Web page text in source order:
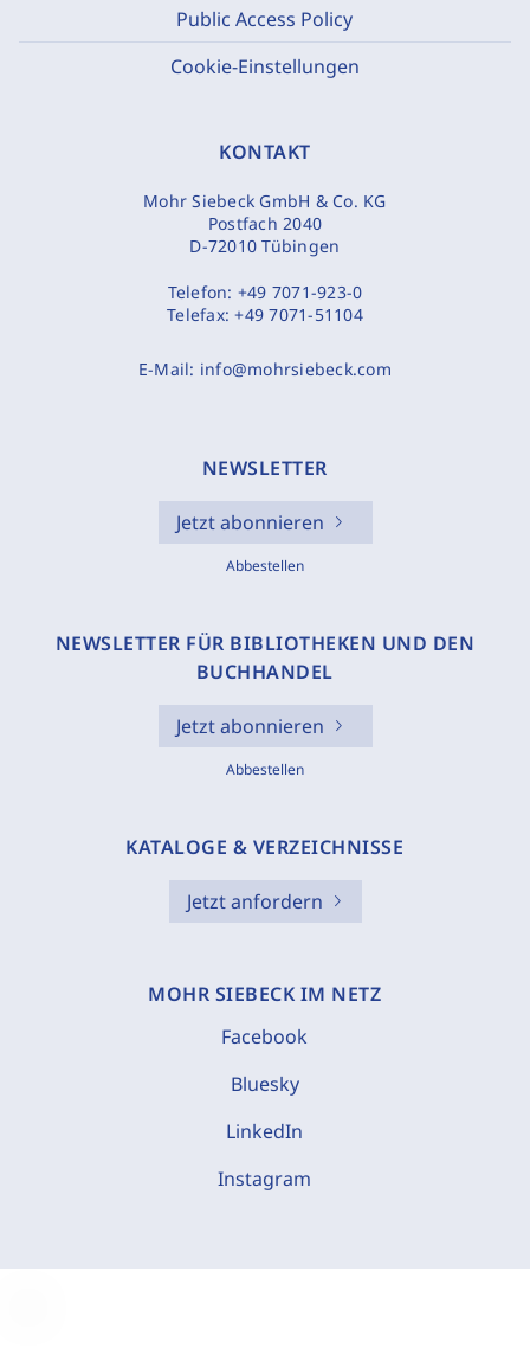
Public Access Policy
Cookie-Einstellungen
KONTAKT
Mohr Siebeck GmbH & Co. KG
Postfach 2040
D-72010 Tübingen
Telefon: +49 7071-923-0
Telefax:+49 7071-51104
E-Mail: info@mohrsiebeck.com
NEWSLETTER
Jetzt abonnieren
Abbestellen
NEWSLETTER FÜR BIBLIOTHEKEN UND DEN
BUCHHANDEL
Jetzt abonnieren
Abbestellen
KATALOGE & VERZEICHNISSE
Jetzt anfordern
MOHR SIEBECK IM NETZ
Facebook
Bluesky
LinkedIn
Instagram